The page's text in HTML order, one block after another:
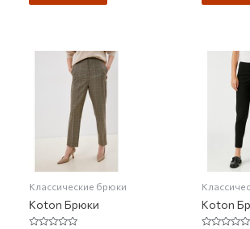
Классические брюки
Koton Брюки Koton